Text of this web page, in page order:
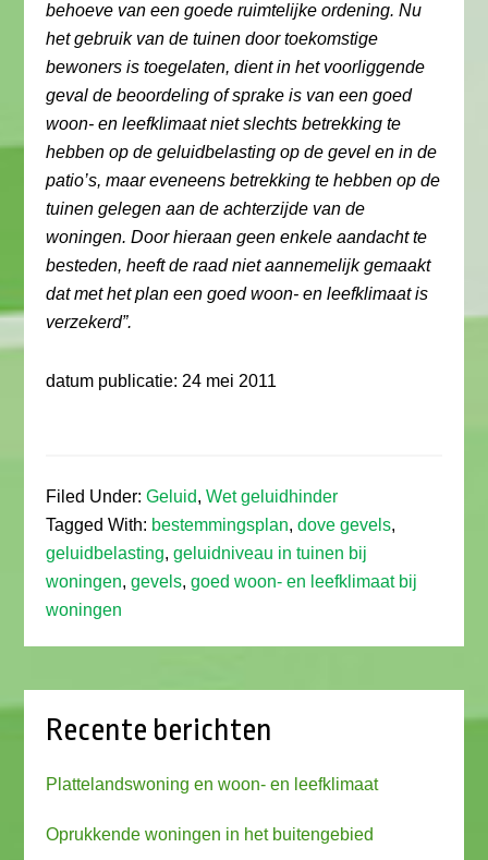
behoeve van een goede ruimtelijke ordening. Nu
het gebruik van de tuinen door toekomstige
bewoners is toegelaten, dient in het voorliggende
geval de beoordeling of sprake is van een goed
woon- en leefklimaat niet slechts betrekking te
hebben op de geluidbelasting op de gevel en in de
patio’s, maar eveneens betrekking te hebben op de
tuinen gelegen aan de achterzijde van de
woningen. Door hieraan geen enkele aandacht te
besteden, heeft de raad niet aannemelijk gemaakt
dat met het plan een goed woon- en leefklimaat is
verzekerd”.
datum publicatie: 24 mei 2011
Filed Under:Geluid,Wet geluidhinder
Tagged With: bestemmingsplan,dove gevels,
geluidbelasting,geluidniveau in tuinen bij
woningen,gevels,goed woon- en leefklimaat bij
woningen
Recente berichten
Plattelandswoning en woon- en leefklimaat
Oprukkende woningen in het buitengebied